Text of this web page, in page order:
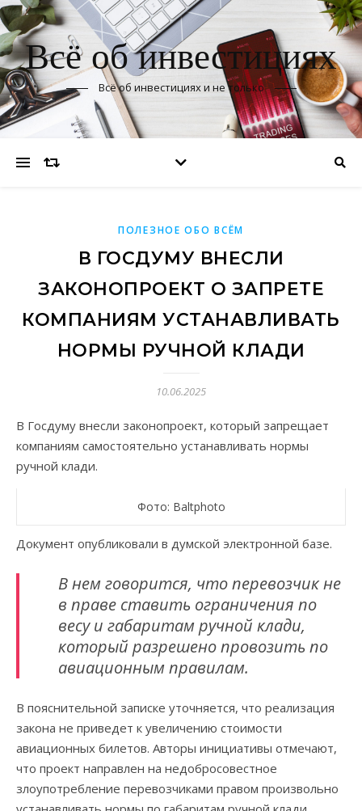
Всё об инвестициях
Всё об инвестициях и не только
ПОЛЕЗНОЕ ОБО ВСЁМ
В ГОСДУМУ ВНЕСЛИ
ЗАКОНОПРОЕКТ О ЗАПРЕТЕ
КОМПАНИЯМ УСТАНАВЛИВАТЬ
НОРМЫ РУЧНОЙ КЛАДИ
10.06.2025
В Госдуму внесли законопроект, который запрещает
компаниям самостоятельно устанавливать нормы
ручной клади.
Фото: Baltphoto
Документ опубликовали в думской электронной базе.
В нем говорится, что перевозчик не
в праве ставить ограничения по
весу и габаритам ручной клади,
который разрешено провозить по
авиационным правилам.
В пояснительной записке уточняется, что реализация
закона не приведет к увеличению стоимости
авиационных билетов. Авторы инициативы отмечают,
что проект направлен на недобросовестное
злоупотребление перевозчиками правом произвольно